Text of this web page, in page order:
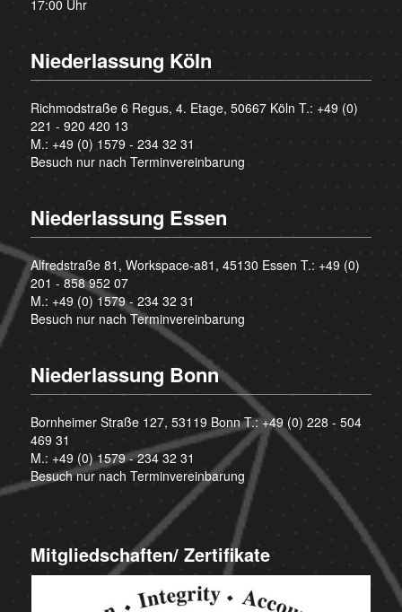
17:00 Uhr
Niederlassung Köln
Richmodstraße 6 Regus, 4. Etage, 50667 Köln T.: +49 (0)
221 - 920 420 13
M.: +49 (0) 1579 - 234 32 31
Besuch nur nach Terminvereinbarung
Niederlassung Essen
Alfredstraße 81, Workspace-a81, 45130 Essen T.: +49 (0)
201 - 858 952 07
M.: +49 (0) 1579 - 234 32 31
Besuch nur nach Terminvereinbarung
Niederlassung Bonn
Bornheimer Straße 127, 53119 Bonn T.:+49 (0) 228 - 504
469 31
M.: +49 (0) 1579 - 234 32 31
Besuch nur nach Terminvereinbarung
Mitgliedschaften/ Zertifikate